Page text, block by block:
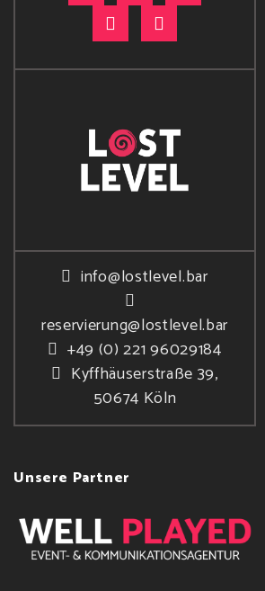
info@lostlevel.bar
reservierung@lostlevel.bar
+49 (0) 221 96029184
Kyffhäuserstraße 39,
50674 Köln
Unsere Partner